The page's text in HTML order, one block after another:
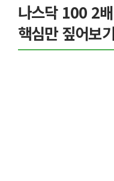
나스닥 100 2
핵심만 짚어보기